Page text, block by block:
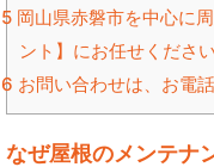
5岡山県赤磐市を中心に
ント】にお任せください
6 お問い合わせは、お電
なぜ屋根のメンテナ